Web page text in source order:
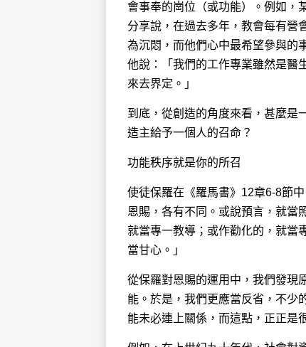
會事奉的崗位（或功能）。例如，
分享說，在過去多年，教會每有營
為沉悶，而他們心中最希望參與的
他說：「我們的工作專業雖然是醫
來去界定。」
到底，從創造的角度來看，甚麼是
造主給予一個人的召命？
功能秩序就是你的所召
使徒保羅在《羅馬書》12章6-8節
恩賜，各有不同。或說預言，就當
就當專一教導；或作勸化的，就當
當甘心。」
從保羅對恩賜的運用中，我們發現
能。於是，我們更應當反省，不少
能未必連上關係，而這點，正正是